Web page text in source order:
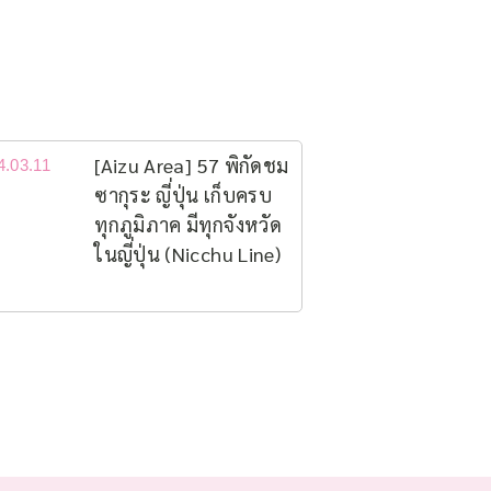
[Aizu Area] 57 พิกัดชม
ซากุระ ญี่ปุ่น เก็บครบ
ทุกภูมิภาค มีทุกจังหวัด
ในญี่ปุ่น (Nicchu Line)